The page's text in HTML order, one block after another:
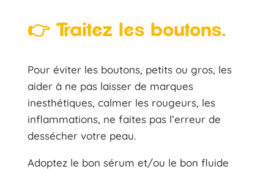
👉 Traitez les boutons.
Pour éviter les boutons, petits ou gros, les
aider à ne pas laisser de marques
inesthétiques, calmer les rougeurs, les
inflammations, ne faites pas l’erreur de
dessécher votre peau.
Adoptez le bon sérum et/ou le bon fluide